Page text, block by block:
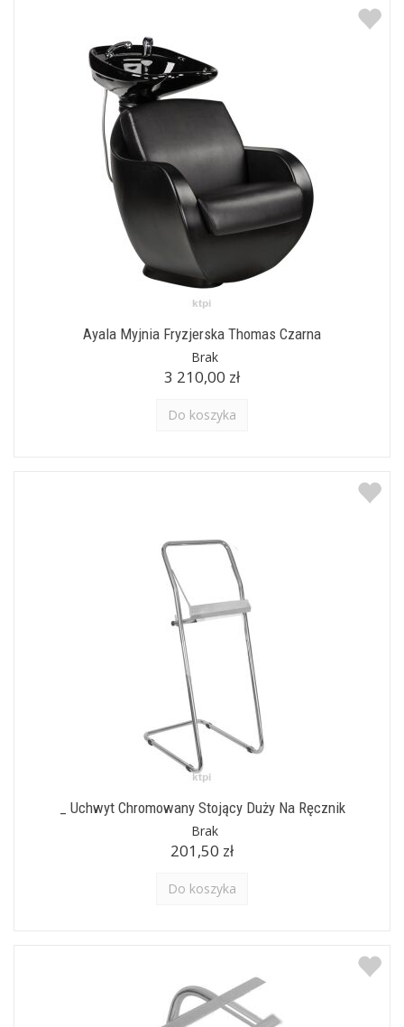
Ayala Myjnia Fryzjerska Thomas Czarna
Brak
3 210,00 zł
Do koszyka
_ Uchwyt Chromowany Stojący Duży Na Ręcznik
Brak
201,50 zł
Do koszyka